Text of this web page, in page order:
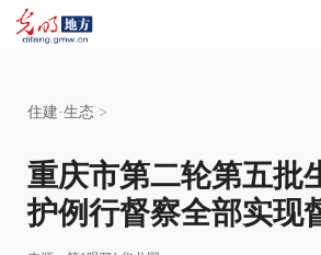
住建·生态 >
重庆市第二轮第五批
护例行督察全部实现